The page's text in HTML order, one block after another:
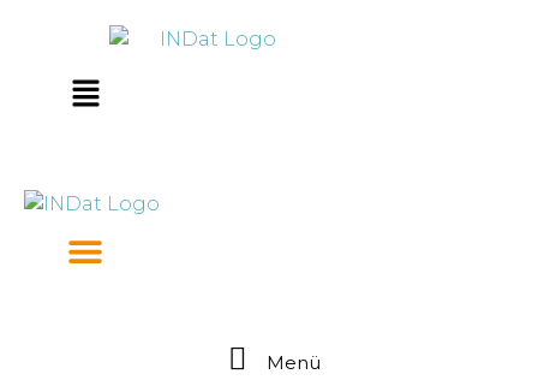
Main
Menü